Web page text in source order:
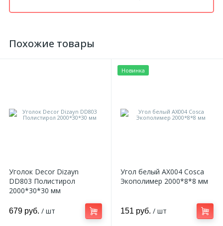
Похожие товары
Уголок Decor Dizayn
DD803 Полистирол
2000*30*30 мм
679 руб. / шт
Новинка
Угол белый AX004 Cosca
Экополимер 2000*8*8 мм
151 руб. / шт